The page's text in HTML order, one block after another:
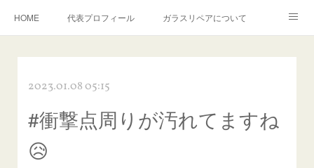
HOME 代表プロフィール ガラスリペアについて
飛び石施工料金について
当店へのアクセス 建築ガラスキズ取り・研磨・磨き
【プロ使用】フッ素系ガラストリートメント『アクアペル』
2023.01.08 05:15
#衝撃点周りが汚れてますね
😥